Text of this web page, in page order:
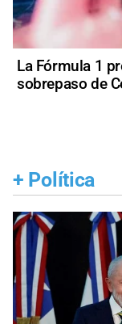
La Fórmula 1
sobrepaso de
+ Política